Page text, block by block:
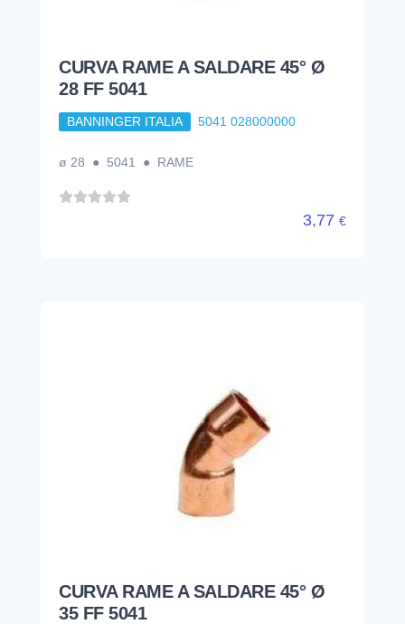
CURVA RAME A SALDARE 45° Ø
28 FF 5041
BANNINGER ITALIA 5041 028000000
ø 28 ● 5041 ● RAME
3,77 €
CURVA RAME A SALDARE 45° Ø
35 FF 5041